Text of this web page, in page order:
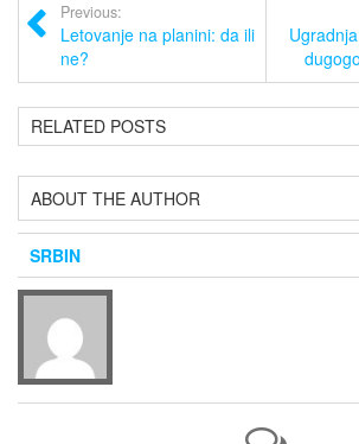
Previous:
Letovanje na planini: da ili
ne?
RELATED POSTS
ABOUT THE AUTHOR
SRBIN